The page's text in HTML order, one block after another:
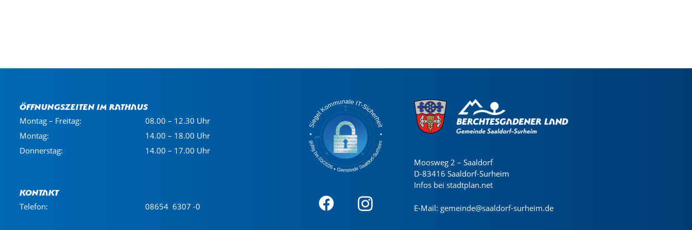
Öffnungszeiten im Rathaus
Montag – Freitag:
08.00 – 12.30 Uhr
Montag:
14.00 – 18.00 Uhr
Donnerstag:
14.00 – 17.00 Uhr
Kontakt
Telefon: 08654 6307 -0
Moosweg 2 – Saaldorf
D-83416 Saaldorf-Surheim
Infos bei stadtplan.net
E-Mail: gemeinde@saaldorf-surheim.de